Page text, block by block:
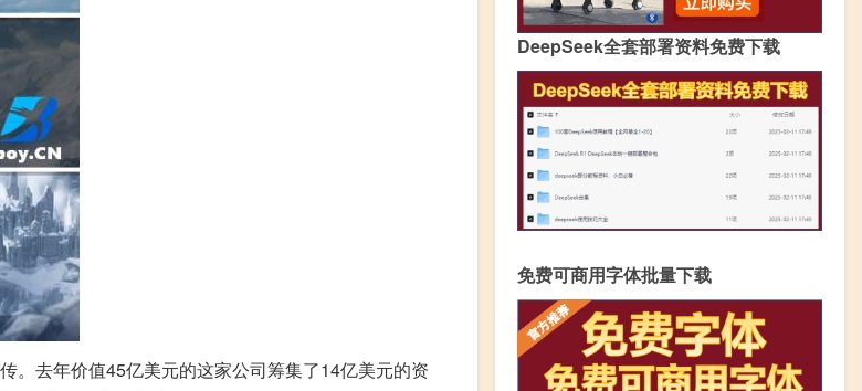
。去年价值45亿美元的这家公司筹集了14亿美元的资
DeepSeek全套部署资料免费下载
免费可商用字体批量下载